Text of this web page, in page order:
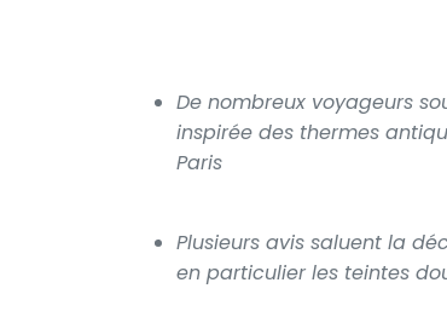
De nombreux voyageurs
inspirée des thermes
Paris
Plusieurs avis saluent la
en particulier les teintes